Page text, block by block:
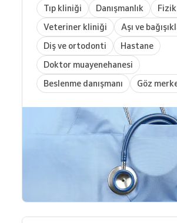
Tıp kliniği Danışmanlık
Veteriner kliniği
Aşı ve
Diş ve ortodonti
Hastane
Doktor muayenehanesi
Beslenme danışmanı
Göz